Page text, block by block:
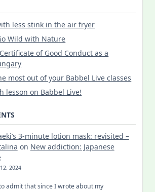
less stink in the air fryer
Wild with Nature
of Good Conduct as a
most out of your Babbel Live classes
lesson on Babbel Live!
3-minute lotion mask: revisited –
on New addiction: Japanese
2024
admit that since I wrote about my